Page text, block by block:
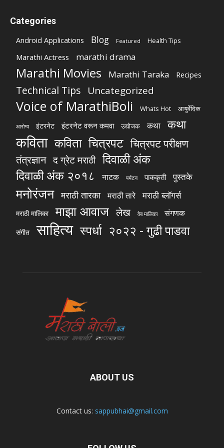
Categories
Android Applications Blog Featured Health Tips
Marathi Actress marathi drama
Marathi Movies Marathi Taraka Recipes
Technical Tips Uncategorized
Voice of MarathiBoli Whats Hot आयुर्वेदिक
आरोग्य इंटरनेट इंटरनेट वरून कमवा उद्योजक कथा कथा
कविता कविता चित्रपट चित्रपट परीक्षण
तंत्रज्ञान द ग्रेट मराठी दिवाळी अंक
दिवाळी अंक २०१८
नाटक पर्यटन पाककृती पुस्तके
मनोरंजन मराठी तारका मराठी तारे मराठी ब्लॉगर्स
मराठी मालिका माझा आवाज लेख वेब मालिका संगणक
संगीत साहित्य स्पर्धा २०२२ - गुढी पाडवा
ABOUT US
Contact us: sappubhai@gmail.com